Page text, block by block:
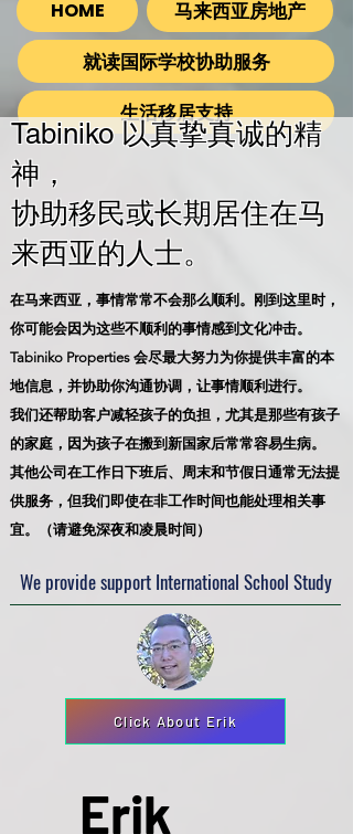
HOME
马来西亚房地产
就读国际学校协助服务
生活移居支持
Tabiniko 以真挚真诚的精
神，
协助移民或长期居住在马
来西亚的人士。
在马来西亚，事情常常不会那么顺利。刚到这里时，
你可能会因为这些不顺利的事情感到文化冲击。
Tabiniko Properties 会尽最大努力为你提供丰富的本
地信息，并协助你沟通协调，让事情顺利进行。
我们还帮助客户减轻孩子的负担，尤其是那些有孩子
的家庭，因为孩子在搬到新国家后常常容易生病。
其他公司在工作日下班后、周末和节假日通常无法提
供服务，但我们即使在非工作时间也能处理相关事
宜。（请避免深夜和凌晨时间）
We provide support International School Study
Click About Erik
Erik